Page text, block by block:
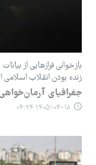
بازخوانی فرازهایی از
زنده بودن انقلاب اسلامی
جغرافیای
۱۴۰۵-۰۴-۱۸ ۰۴:۲۴